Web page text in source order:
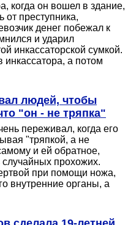
когда он вошел в здание,
от преступника,
денег побежал к
и ударил
инкассаторской сумкой.
инкассатора, а потом
людей, чтобы
"он - не тряпка"
переживал, когда его
"тряпкой, а не
и ей обратное,
прохожих.
при помощи ножа,
внутренние органы, а